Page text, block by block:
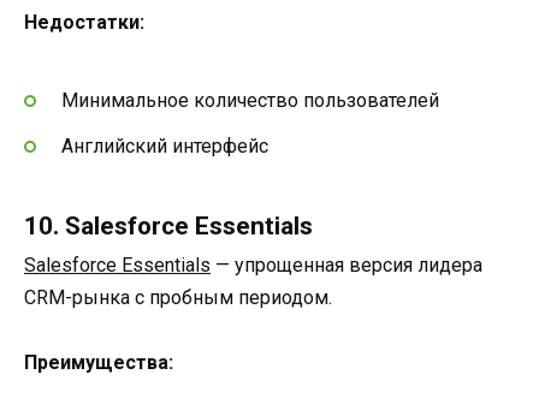
Недостатки:
Минимальное количество пользователей
Английский интерфейс
10. Salesforce Essentials
Salesforce Essentials — упрощенная версия лидера
CRM-рынка с пробным периодом.
Преимущества: